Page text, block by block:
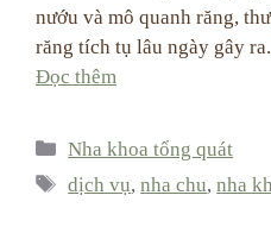
nướu và mô quanh răng,
răng tích tụ lâu ngày gây
Đọc thêm
Categories
Nha khoa tổng quát
Tags
dịch vụ,nha chu,nha